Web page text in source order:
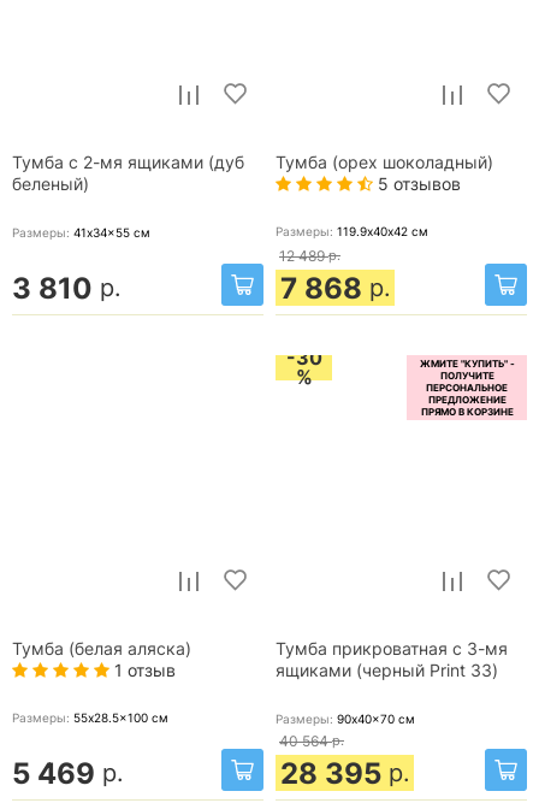
Тумба с 2-мя ящиками (дуб
беленый)
Размеры: 41x34x55 см
3 810 р.
Тумба (орех шоколадный)
5 отзывов
Размеры: 119.9х40х42 см
12 489 р.
7 868 р.
Тумба (белая аляска)
1 отзыв
Размеры: 55x28.5x100 см
5 469 р.
-30
%
Тумба прикроватная с 3-мя
ящиками (черный Print 33)
Размеры: 90x40x70 см
40 564 р.
28 395 р.